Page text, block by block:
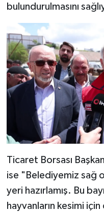
bulundurulmasını
Ticaret Borsası
ise "Belediyemiz sağ
yeri hazırlamış. Bu
hayvanların kesimi